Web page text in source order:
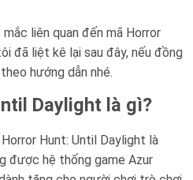
liên quan đến mã Horror
đã liệt kê lại sau đây, nếu đồng
hướng dẫn nhé.
Daylight là gì?
Hunt: Until Daylight là
được hệ thống game Azur